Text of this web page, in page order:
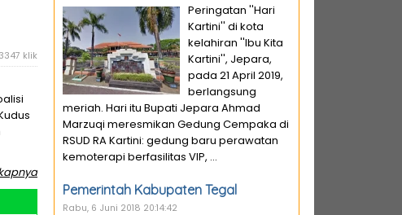
3347 klik
Peringatan ''Hari
Kartini'' di kota
kelahiran ''Ibu Kita
Kartini'', Jepara,
pada 21 April 2019,
berlangsung
meriah. Hari itu Bupati Jepara Ahmad
Marzuqi meresmikan Gedung Cempaka di
RSUD RA Kartini: gedung baru perawatan
kemoterapi berfasilitas VIP, ...
Pemerintah Kabupaten Tegal
Rabu, 6 Juni 2018 20:14:42